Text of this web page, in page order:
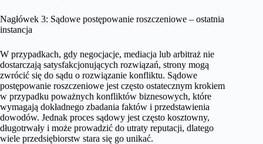
Nagłówek 3: Sądowe postępowanie roszczeniowe – ostatnia
instancja
W przypadkach, gdy negocjacje, mediacja lub arbitraż nie
dostarczają satysfakcjonujących rozwiązań, strony mogą
zwrócić się do sądu o rozwiązanie konfliktu. Sądowe
postępowanie roszczeniowe jest często ostatecznym krokiem
w przypadku poważnych konfliktów biznesowych, które
wymagają dokładnego zbadania faktów i przedstawienia
dowodów. Jednak proces sądowy jest często kosztowny,
długotrwały i może prowadzić do utraty reputacji, dlatego
wiele przedsiębiorstw stara się go unikać.